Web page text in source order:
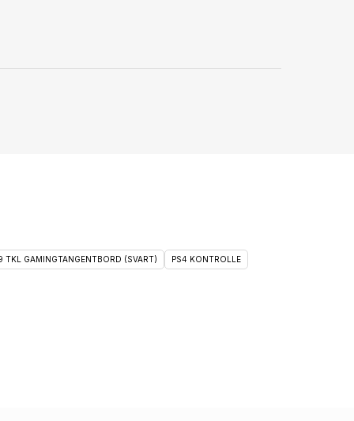
TKL GAMINGTANGENTBORD (SVART) PS4 KONTROLLE